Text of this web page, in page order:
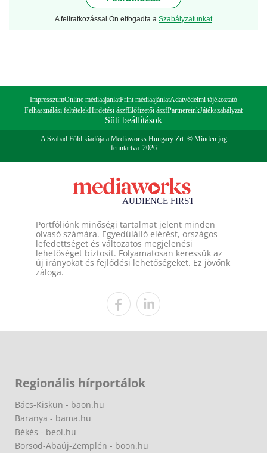
A feliratkozással Ön elfogadta a Szabályzatunkat
ImpresszumOnline médiaajánlatPrint médiaajánlatAdatvédelmi tájékoztató
Felhasználási feltételekHirdetési ászfElőfizetői ászfPartnereinkJátékszabályzat
Süti beállítások
A Szabad Föld kiadója a Mediaworks Hungary Zrt. © Minden jog
fenntartva. 2026
Portfóliónk minőségi tartalmat jelent minden
olvasó számára. Egyedülálló elérést, országos
lefedettséget és változatos megjelenési
lehetőséget biztosít. Folyamatosan keressük az
új irányokat és fejlődési lehetőségeket. Ez jövőnk
záloga.
Regionális hírportálok
Bács-Kiskun - baon.hu
Baranya - bama.hu
Békés - beol.hu
Borsod-Abaúj-Zemplén - boon.hu